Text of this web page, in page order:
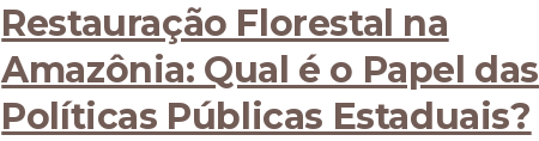
Restauração Florestal na
Amazônia: Qual é o Papel das
Políticas Públicas Estaduais?